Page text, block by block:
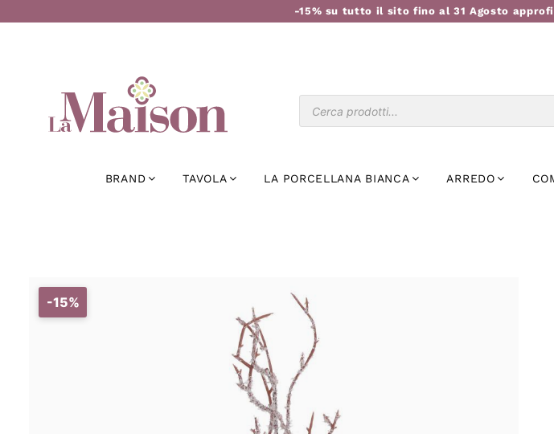
-15% su tutto il sito fino al 31 Agosto
BRAND TAVOLA LA PORCELLANA BIANCA ARREDO
-15%